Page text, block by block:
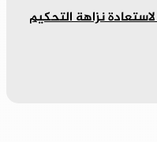
نزاهة التحكيم